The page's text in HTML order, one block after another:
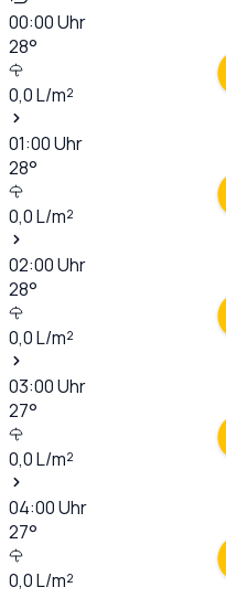
00:00Uhr
28°
0,0L/m²
01:00Uhr
28°
0,0L/m²
02:00Uhr
28°
0,0L/m²
03:00Uhr
27°
0,0L/m²
04:00Uhr
27°
0,0L/m²